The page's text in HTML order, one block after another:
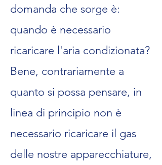
domanda che sorge è:
quando è necessario
ricaricare l'aria condizionata?
Bene, contrariamente a
quanto si possa pensare, in
linea di principio non è
necessario ricaricare il gas
delle nostre apparecchiature,